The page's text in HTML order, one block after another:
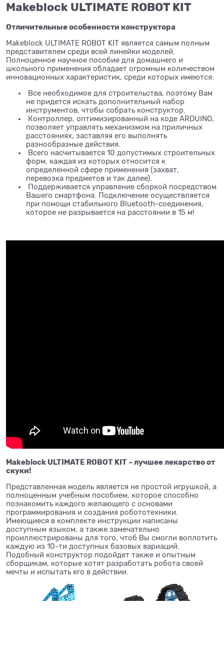
Makeblock ULTIMATE ROBOT KIT
Отличительные особенности конструктора
Makeblock ULTIMATE ROBOT KIT является самым полным
представителем среди всей линейки моделей.
Полноценное научное пособие для домашнего и
школьного применения обладает огромным количеством
инновационных характеристик, среди которых имеются:
Все необходимое для строительства, поэтому Вам
не придется искать дополнительный набор
инструментов, чтобы собрать конструктор.
Контроллер, оптимизированный на коде ARDUINO,
позволяет управлять механизмом на приличных
расстояниях, заставляя его выполнять
разнообразные действия.
Всего насчитывается 10 допустимых строительных
форм, каждая из которых относится к
определенной сфере применения (захват,
перевозка предметов и так далее).
Поддерживается управление сборкой посредством
Вашего смартфона. Подключение осуществляется
при помощи стабильного Bluetooth-соединения,
которое не разрывается на расстоянии в 15 м!
Makeblock ULTIMATE ROBOT KIT – лучшее лекарство от
скуки!
Представленная модель является не простой игрушкой, а
полноценным учебным пособием, которое способно
познакомить каждого желающего с основами
программирования и создания робототехники.
Имеющиеся в комплекте инструкции написаны
доступным языком, а также замечательно
проиллюстрированы для того, чтоб Вы смогли воплотить
каждую из 10-ти доступных базовых вариаций.
Подобный конструктор подойдет также и опытным
сборщикам, которые хотят разработать робота своей
мечты и испытать его в действии.